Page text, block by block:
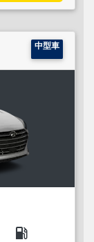
中型車
local_gas_station